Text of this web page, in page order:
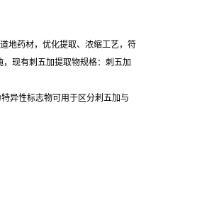
地药材，优化提取、浓缩工艺，符
现有刺五加提取物规格：刺五加
异性标志物可用于区分刺五加与